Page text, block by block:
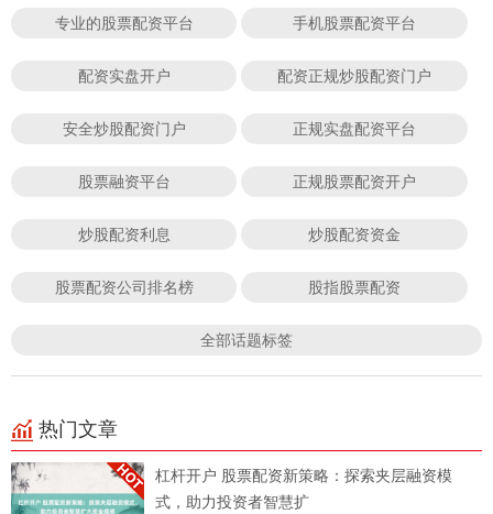
专业的股票配资平台 手机股票配资平台
配资实盘开户 配资正规炒股配资门户
安全炒股配资门户 正规实盘配资平台
股票融资平台 正规股票配资开户
炒股配资利息 炒股配资资金
股票配资公司排名榜 股指股票配资
全部话题标签
热门文章
杠杆开户 股票配资新策略：探索夹层融资模
式，助力投资者智慧扩